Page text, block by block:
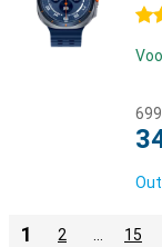
4.5
1 2 15